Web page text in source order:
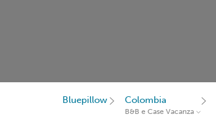
Bluepillow Colombia
B&B e Case Vacanza